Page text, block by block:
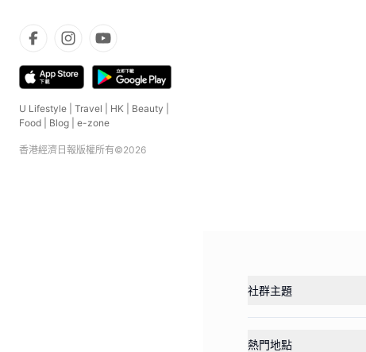
U Lifestyle Travel HK Beauty
Food
Blog e-zone
香港經濟日報版權所有©2026
社群主題
熱門地點